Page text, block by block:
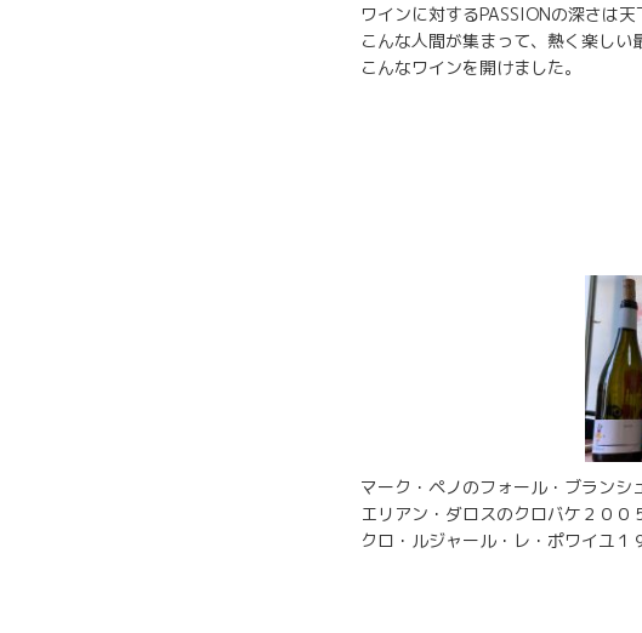
ワインに対するPASSIONの深さは天
こんな人間が集まって、熱く楽しい
こんなワインを開けました。
マーク・ペノのフォール・ブランシ
エリアン・ダロスのクロバケ２０
クロ・ルジャール・レ・ポワイユ